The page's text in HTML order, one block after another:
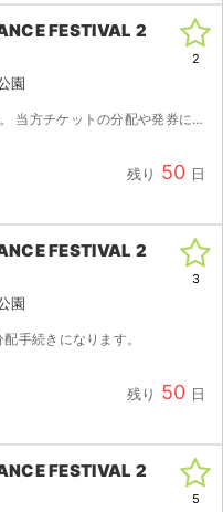
FESTIVAL 2
園
ことをお約束致します！ お互いに気持ちの良いお取引ができればと思っております！
残り 50 日
2
FESTIVAL 2
園
手続きになります。
残り 50 日
3
FESTIVAL 2
5